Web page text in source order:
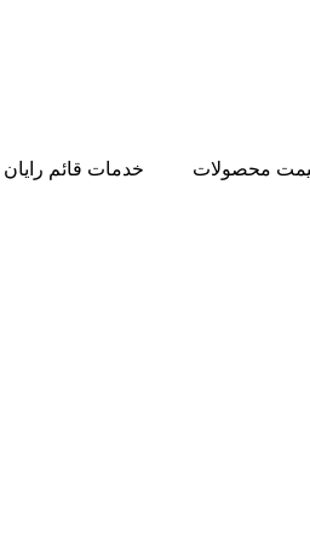
محصولات خدمات قائم رایان